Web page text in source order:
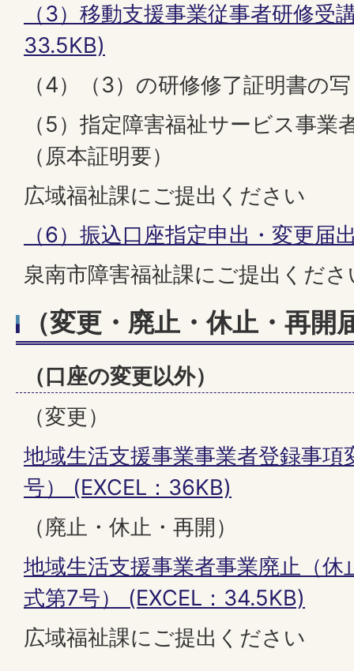
（3）移動支援事業従事者研修受
33.5KB)
（4）（3）の研修修了証明書の
（5）指定障害福祉サービス事業
（原本証明要）
広域福祉課にご提出ください
（6）振込口座指定申出・変更届
泉南市障害福祉課にご提出くださ
（変更・廃止・休止・再開
（口座の変更以外）
（変更）
地域生活支援事業事業者登録事
号） (EXCEL：36KB)
（廃止・休止・再開）
地域生活支援事業者事業廃止（休
式第7号） (EXCEL：34.5KB)
広域福祉課にご提出ください